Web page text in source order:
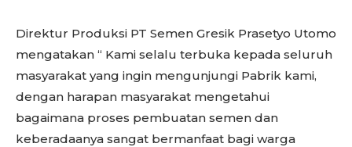
Direktur Produksi PT Semen Gresik Prasetyo Utomo
mengatakan “ Kami selalu terbuka kepada seluruh
masyarakat yang ingin mengunjungi Pabrik kami,
dengan harapan masyarakat mengetahui
bagaimana proses pembuatan semen dan
keberadaanya sangat bermanfaat bagi warga